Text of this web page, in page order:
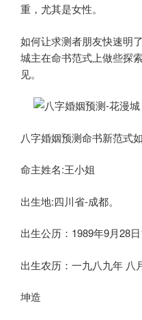
重，尤其是女性。
如何让求测者朋友快速明
城主在命书范式上做些探
见。
八字婚姻预测命书新范式
命主姓名:王小姐
出生地:四川省-成都。
出生公历：1989年9月28
出生农历：一九八九年 八
坤造